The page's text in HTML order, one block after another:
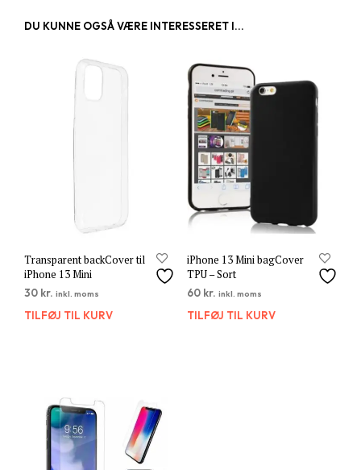
DU KUNNE OGSÅ VÆRE INTERESSERET I...
Transparent backCover til
iPhone 13 Mini
30 kr. inkl. moms
TILFØJ TIL KURV
iPhone 13 Mini bagCover
TPU – Sort
60 kr. inkl. moms
TILFØJ TIL KURV